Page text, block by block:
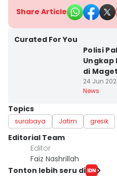
Share Article
Curated For You
Polisi
Ungkap
di
24 Jun
News
Topics
surabaya Jatim gresik
Editorial Team
Editor
Faiz Nashrillah
Tonton lebih seru di